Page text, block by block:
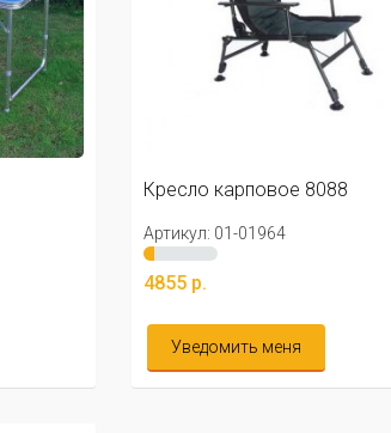
Кресло карповое 8088
Артикул: 01-01964
4855 р.
Уведомить меня